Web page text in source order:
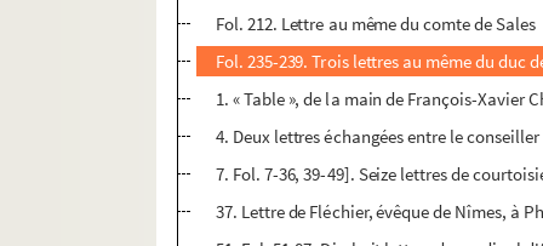
Fol. 212. Lettre au même du comte de Sales
Fol. 235-239. Trois lettres au même du
1. « Table », de la main de François-Xavier
4. Deux lettres échangées entre le
7. Fol. 7-36, 39-49]. Seize lettres de
37. Lettre de Fléchier, évêque de Nîmes, à